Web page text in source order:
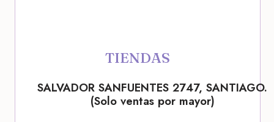
TIENDAS
SALVADOR SANFUENTES 2747, SANTIAGO.
(Solo ventas por mayor)